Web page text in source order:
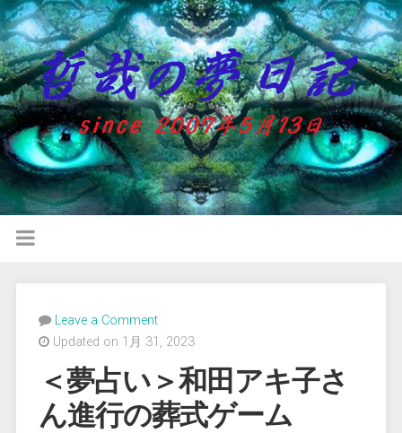
Leave a Comment
Updated on 1月 31, 2023
＜夢占い＞和田アキ子さ
ん進行の葬式ゲーム